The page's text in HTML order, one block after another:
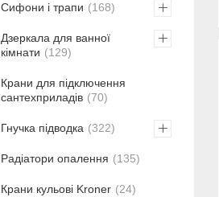
Сифони і трапи 168
Дзеркала для ванної
кімнати
129
Крани для підключення
сантехприладів
70
Гнучка підводка 322
Радіатори опалення 135
Крани кульові Kroner 24